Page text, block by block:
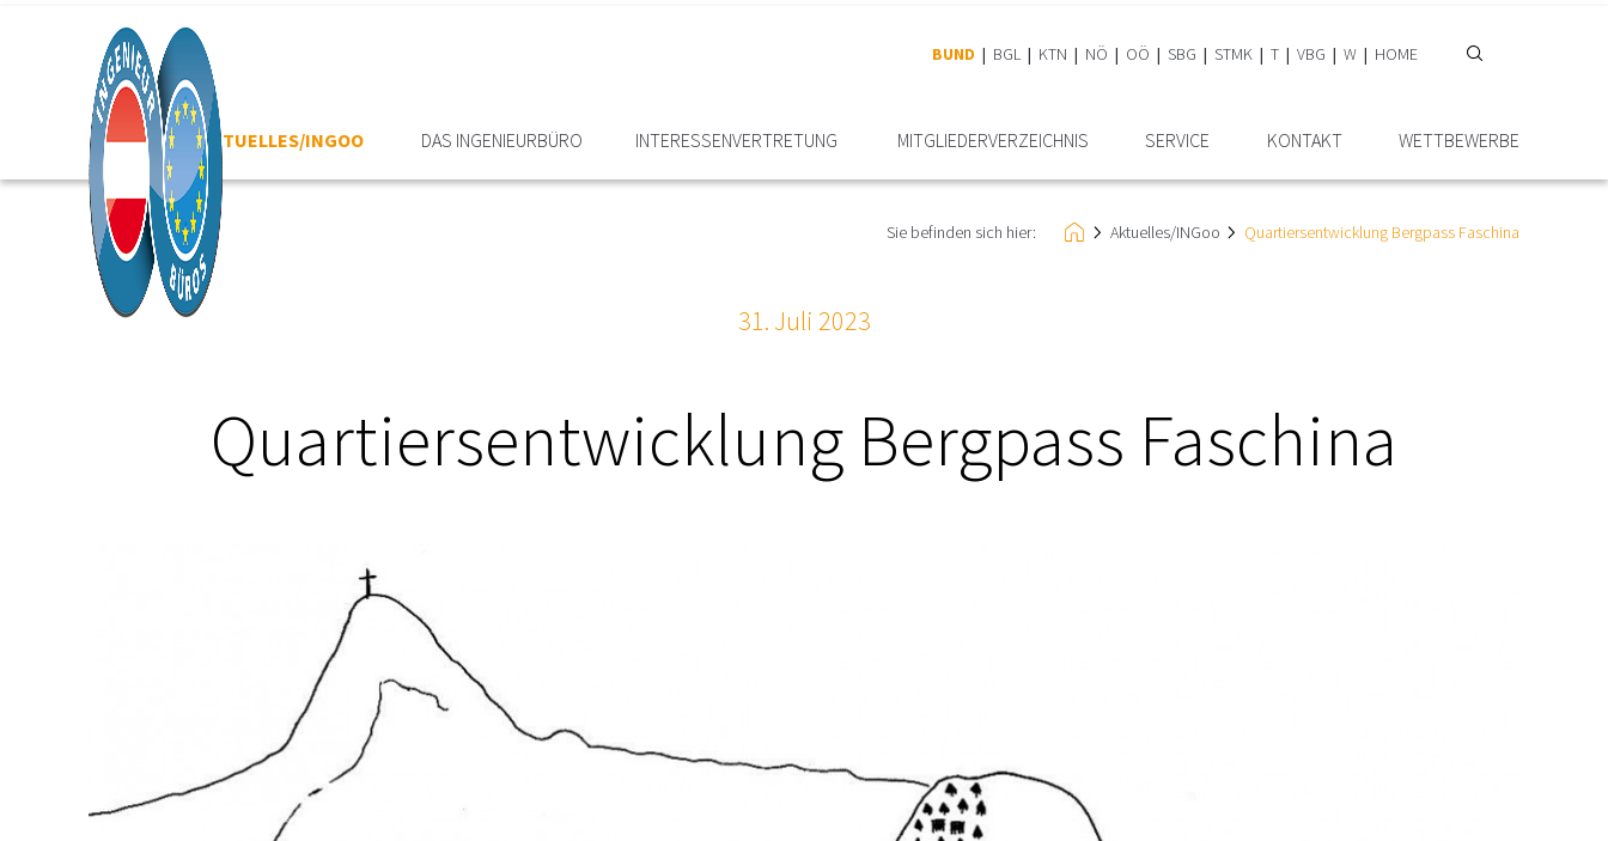
BUND BGL KTN NÖ OÖ SBG STMK T VBG W HOME
HOME AKTUELLES/INGOO DAS INGENIEURBÜRO INTERESSEN­VERTRETUNG MITGLIEDER­VERZEICHNIS SERVICE KONTAKT WETTBEWERBE
Sie befinden sich hier: Aktuelles/INGoo Quartiersentwicklung Bergpass Faschina
31. Juli 2023
Quartiersentwicklung Bergpass Faschina